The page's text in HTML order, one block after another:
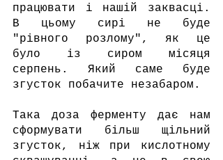
працювати і нашій заквасці.
В цьому сирі не буде
"рівного розлому", як це
було із сиром місяця
серпень. Який саме буде
згусток побачите незабаром.
Така доза ферменту дає нам
сформувати більш щільний
згусток, ніж при кислотному